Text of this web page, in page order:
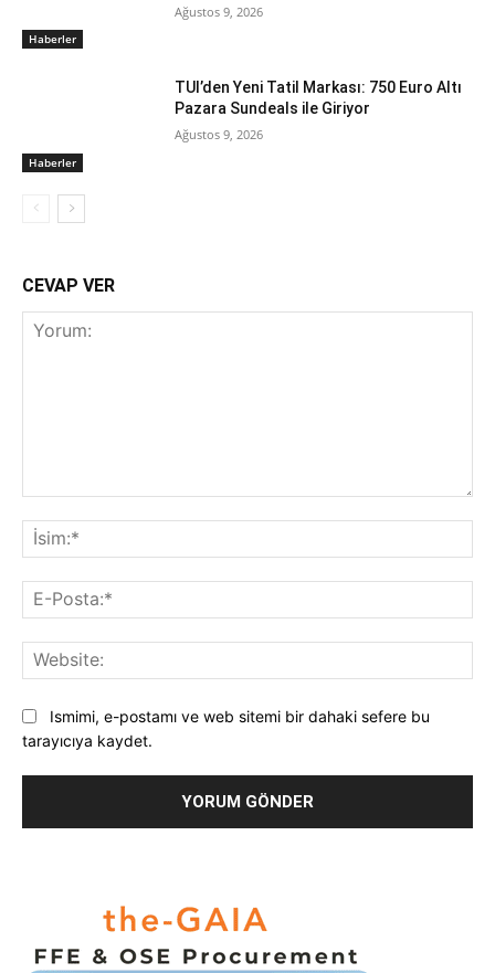
Haberler
Ağustos 9, 2026
Haberler
TUI’den Yeni Tatil Markası: 750 Euro Altı
Pazara Sundeals ile Giriyor
Ağustos 9, 2026
CEVAP VER
Ismimi, e-postamı ve web sitemi bir dahaki sefere bu
tarayıcıya kaydet.